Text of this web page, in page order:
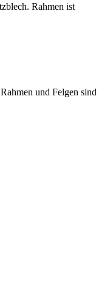
Rahmen ist
und Felgen sind